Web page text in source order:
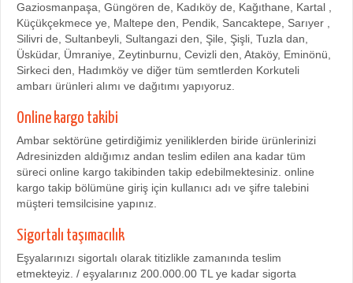
Gaziosmanpaşa, Güngören de, Kadıköy de, Kağıthane, Kartal ,
Küçükçekmece ye, Maltepe den, Pendik, Sancaktepe, Sarıyer ,
Silivri de, Sultanbeyli, Sultangazi den, Şile, Şişli, Tuzla dan,
Üsküdar, Ümraniye, Zeytinburnu, Cevizli den, Ataköy, Eminönü,
Sirkeci den, Hadımköy ve diğer tüm semtlerden Korkuteli
ambarı ürünleri alımı ve dağıtımı yapıyoruz.
Online kargo takibi
Ambar sektörüne getirdiğimiz yeniliklerden biride ürünlerinizi
Adresinizden aldığımız andan teslim edilen ana kadar tüm
süreci online kargo takibinden takip edebilmektesiniz. online
kargo takip bölümüne giriş için kullanıcı adı ve şifre talebini
müşteri temsilcisine yapınız.
Sigortalı taşımacılık
Eşyalarınızı sigortalı olarak titizlikle zamanında teslim
etmekteyiz. / eşyalarınız 200.000.00 TL ye kadar sigorta